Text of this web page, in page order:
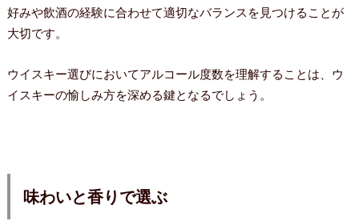
好みや飲酒の経験に合わせて適切なバランスを見つけることが
大切です。
ウイスキー選びにおいてアルコール度数を理解することは、ウ
イスキーの愉しみ方を深める鍵となるでしょう。
味わいと香りで選ぶ